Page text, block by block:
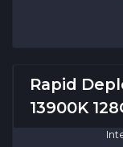
Rapid
13900K